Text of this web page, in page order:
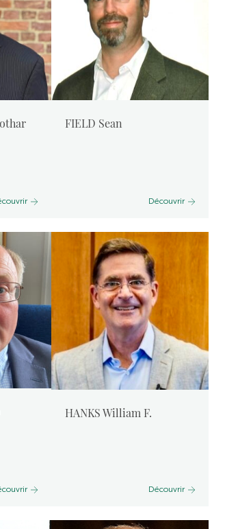
FIELD Sean
Découvrir
HANKS William F.
Découvrir